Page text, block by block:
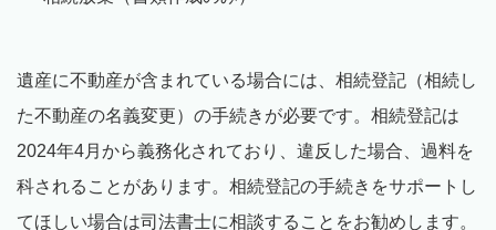
遺産に不動産が含まれている場合には、相続登記（相続し
た不動産の名義変更）の手続きが必要です。相続登記は
2024年4月から義務化されており、違反した場合、過料を
科されることがあります。相続登記の手続きをサポートし
てほしい場合は司法書士に相談することをお勧めします。